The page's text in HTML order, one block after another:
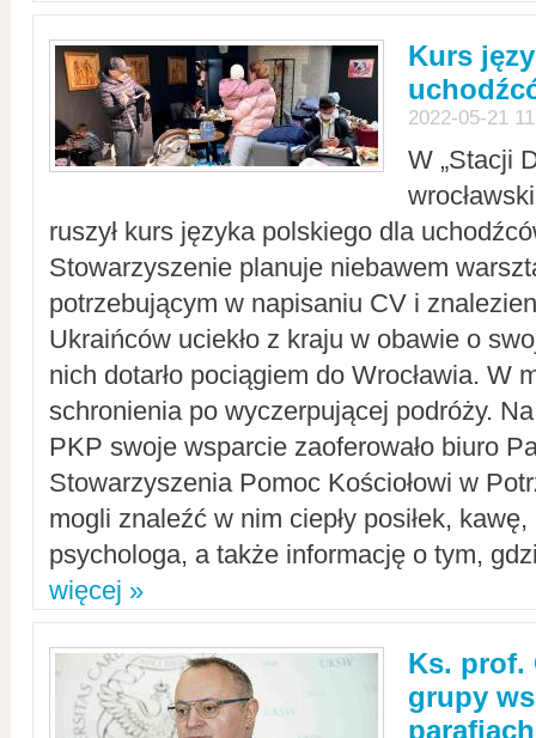
Kurs
2022-05-21
W „Stacji
ruszył kurs języka polskiego dla
Stowarzyszenie planuje niebawem
potrzebującym w napisaniu CV i
Ukraińców uciekło z kraju w obawie o
nich dotarło pociągiem do Wrocławia. W
schronienia po wyczerpującej podróży.
PKP swoje wsparcie zaoferowało biuro
Stowarzyszenia Pomoc Kościołowi w
mogli znaleźć w nim ciepły posiłek,
psychologa, a także informację o tym,
więcej »
Ks. prof.
grupy
parafiach